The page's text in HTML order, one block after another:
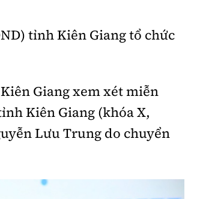
- Đấu thầu
tỉnh Kiên Giang tổ chức
Giang xem xét miễn
Kiên Giang (khóa X,
Lưu Trung do chuyển